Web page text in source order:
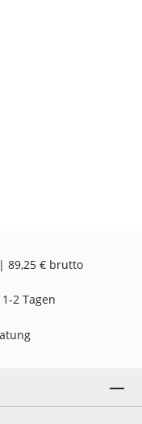
89,25 € brutto
2 Tagen